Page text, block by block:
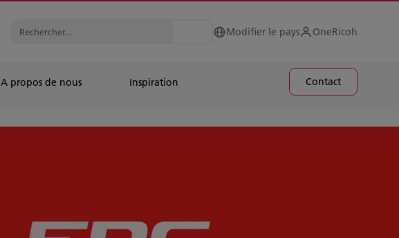
Modifier le pays OneRicoh
A propos de nous Inspiration Contact